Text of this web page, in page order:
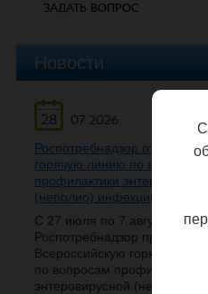
ЗАДАТЬ ВОПРОС
Новости
28
07.2026
Роспотребнадзор открывает
горячую линию по вопросам
профилактики
(неполио) инфекции
С 27 июля по 7 августа
Роспотребнадзор проведет
Всероссийскую горячую
по вопросам профилактики
энтеровирусной (неполио)